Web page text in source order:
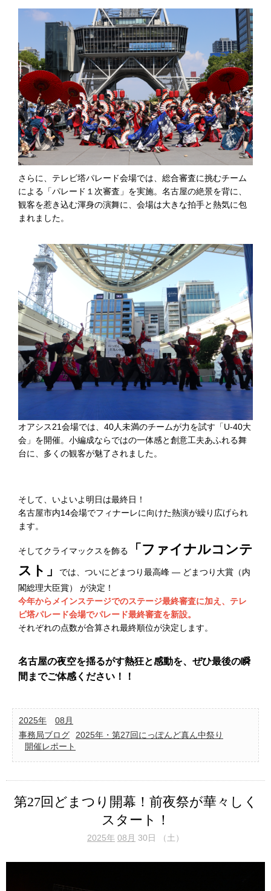
さらに、テレビ塔パレード会場では、総合審査に挑むチーム
による「パレード１次審査」を実施。名古屋の絶景を背に、
観客を惹き込む渾身の演舞に、会場は大きな拍手と熱気に包
まれました。
オアシス21会場では、40人未満のチームが力を試す「U-40大
会」を開催。小編成ならではの一体感と創意工夫あふれる舞
台に、多くの観客が魅了されました。
そして、いよいよ明日は最終日！
名古屋市内14会場でフィナーレに向けた熱演が繰り広げられ
ます。
そしてクライマックスを飾る
「ファイナルコンテ
スト」
では、ついにどまつり最高峰 ― どまつり大賞（内
閣総理大臣賞） が決定！
今年からメインステージでのステージ最終審査に加え、テレ
ビ塔パレード会場でパレード最終審査を新設。
それぞれの点数が合算され最終順位が決定します。
名古屋の夜空を揺るがす熱狂と感動を、ぜひ最後の瞬
間までご体感ください！！
2025年
08月
事務局ブログ
2025年・第27回にっぽんど真ん中祭り
開催レポート
第27回どまつり開幕！前夜祭が華々しく
スタート！
2025年 08月 30日 （土）